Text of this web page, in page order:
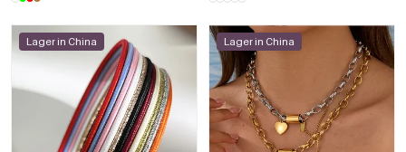
Lager in China Lager in China